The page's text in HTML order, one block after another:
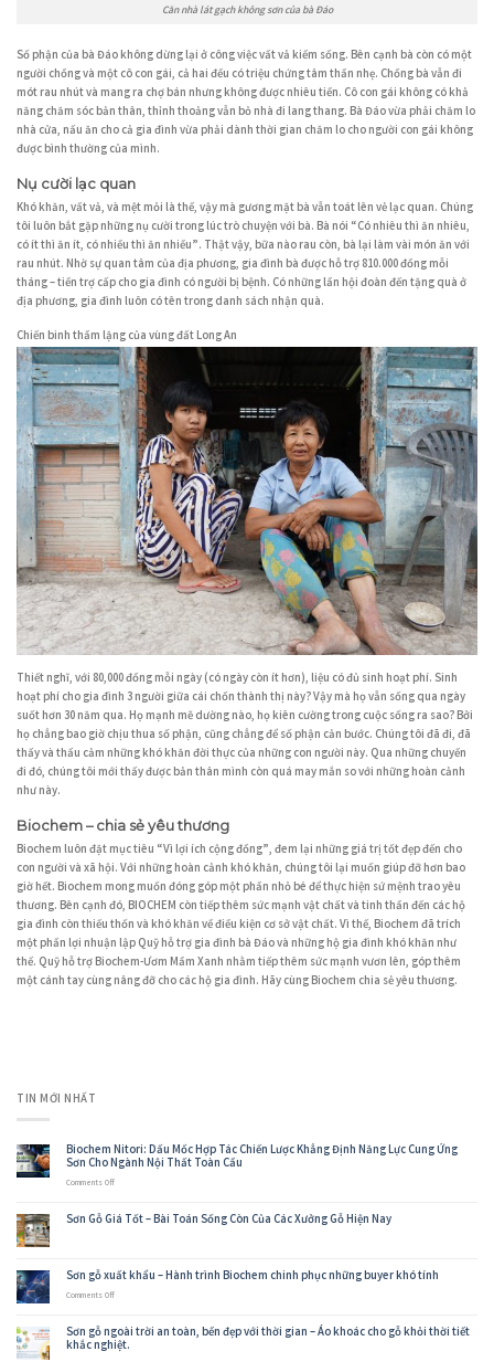
Căn nhà lát gạch không sơn của bà Đáo
Số phận của bà Đáo không dừng lại ở công việc vất vả kiếm sống. Bên cạnh bà còn có một
người chồng và một cô con gái, cả hai đều có triệu chứng tâm thần nhẹ. Chồng bà vẫn đi
mót rau nhút và mang ra chợ bán nhưng không được nhiêu tiền. Cô con gái không có khả
năng chăm sóc bản thân, thỉnh thoảng vẫn bỏ nhà đi lang thang. Bà Đáo vừa phải chăm lo
nhà cửa, nấu ăn cho cả gia đình vừa phải dành thời gian chăm lo cho người con gái không
được bình thường của mình.
Nụ cười lạc quan
Khó khăn, vất vả, và mệt mỏi là thế, vậy mà gương mặt bà vẫn toát lên vẻ lạc quan. Chúng
tôi luôn bắt gặp những nụ cười trong lúc trò chuyện với bà. Bà nói “Có nhiêu thì ăn nhiêu,
có ít thì ăn ít, có nhiều thì ăn nhiều”. Thật vậy, bữa nào rau còn, bà lại làm vài món ăn với
rau nhút. Nhờ sự quan tâm của địa phương, gia đình bà được hỗ trợ 810.000 đồng mỗi
tháng – tiền trợ cấp cho gia đình có người bị bệnh. Có những lần hội đoàn đến tặng quà ở
địa phương, gia đình luôn có tên trong danh sách nhận quà.
Chiến binh thầm lặng của vùng đất Long An
Thiết nghĩ, với 80,000 đồng mỗi ngày (có ngày còn ít hơn), liệu có đủ sinh hoạt phí. Sinh
hoạt phí cho gia đình 3 người giữa cái chốn thành thị này? Vậy mà họ vẫn sống qua ngày
suốt hơn 30 năm qua. Họ mạnh mẽ dường nào, họ kiên cường trong cuộc sống ra sao? Bởi
họ chẳng bao giờ chịu thua số phận, cũng chẳng để số phận cản bước. Chúng tôi đã đi, đã
thấy và thấu cảm những khó khăn đời thực của những con người này. Qua những chuyến
đi đó, chúng tôi mới thấy được bản thân mình còn quá may mắn so với những hoàn cảnh
như này.
Biochem – chia sẻ yêu thương
Biochem luôn đặt mục tiêu “Vì lợi ích cộng đồng”, đem lại những giá trị tốt đẹp đến cho
con người và xã hội. Với những hoàn cảnh khó khăn, chúng tôi lại muốn giúp đỡ hơn bao
giờ hết. Biochem mong muốn đóng góp một phần nhỏ bé để thực hiện sứ mệnh trao yêu
thương. Bên cạnh đó, BIOCHEM còn tiếp thêm sức mạnh vật chất và tinh thần đến các hộ
gia đình còn thiếu thốn và khó khăn về điều kiện cơ sở vật chất. Vì thế, Biochem đã trích
một phần lợi nhuận lập Quỹ hỗ trợ gia đình bà Đáo và những hộ gia đình khó khăn như
thế. Quỹ hỗ trợ Biochem-Ươm Mầm Xanh nhằm tiếp thêm sức mạnh vươn lên, góp thêm
một cánh tay cùng nâng đỡ cho các hộ gia đình. Hãy cùng Biochem chia sẻ yêu thương.
TIN MỚI NHẤT
Biochem Nitori: Dấu Mốc Hợp Tác Chiến Lược Khẳng Định Năng Lực Cung Ứng
Sơn Cho Ngành Nội Thất Toàn Cầu
Comments Offon
Dấu
Chiến
Năng
Lực
Cung
Sơn Gỗ Giá Tốt – Bài Toán Sống Còn Của Các Xưởng Gỗ Hiện Nay
Sơn gỗ xuất khẩu – Hành trình Biochem chinh phục những buyer khó tính
Comments Offon
xuất
khẩu
Sơn gỗ ngoài trời an toàn, bền đẹp với thời gian – Áo khoác cho gỗ khỏi thời tiết
khắc nghiệt.